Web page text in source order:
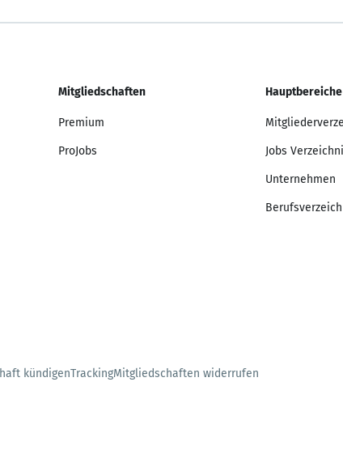
Mitgliedschaften
Premium
ProJobs
Hauptbereiche
Jobs
Unternehmen
kündigenTrackingMitgliedschaften widerrufen